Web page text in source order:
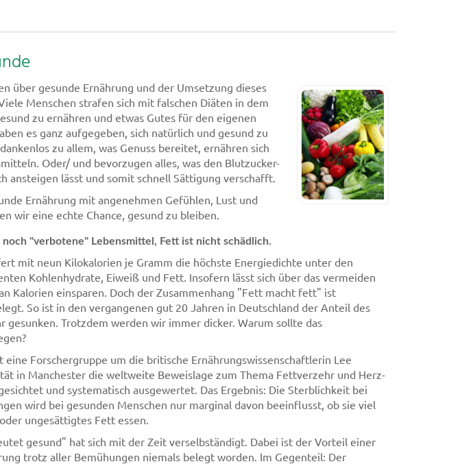
über gesunde Ernährung und der Umsetzung dieses
Menschen strafen sich mit falschen Diäten in dem
zu ernähren und etwas Gutes für den eigenen
es ganz aufgegeben, sich natürlich und gesund zu
zu allem, was Genuss bereitet, ernähren sich
Oder/ und bevorzugen alles, was den Blutzucker-
ansteigen lässt und somit schnell Sättigung verschafft.
Ernährung mit angenehmen Gefühlen, Lust und
wir eine echte Chance, gesund zu bleiben.
"verbotene" Lebensmittel, Fett ist nicht schädlich.
mit neun Kilokalorien je Gramm die höchste Energiedichte unter den
Kohlenhydrate, Eiweiß und Fett. Insofern lässt sich über das vermeiden
Kalorien einsparen. Doch der Zusammenhang "Fett macht fett" ist
So ist in den vergangenen gut 20 Jahren in Deutschland der Anteil des
gesunken. Trotzdem werden wir immer dicker. Warum sollte das
eine Forschergruppe um die britische Ernährungswissenschaftlerin Lee
in Manchester die weltweite Beweislage zum Thema Fettverzehr und Herz-
und systematisch ausgewertet. Das Ergebnis: Die Sterblichkeit bei
wird bei gesunden Menschen nur marginal davon beeinflusst, ob sie viel
ungesättigtes Fett essen.
gesund" hat sich mit der Zeit verselbständigt. Dabei ist der Vorteil einer
trotz aller Bemühungen niemals belegt worden. Im Gegenteil: Der